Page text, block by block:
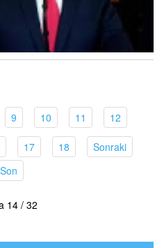
9(current)
10(current)
11 (current)
12(current)
17(current)
18(current)Sonraki(current)
Son(current)
14 / 32